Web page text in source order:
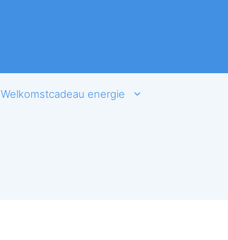
Welkomstcadeau energie